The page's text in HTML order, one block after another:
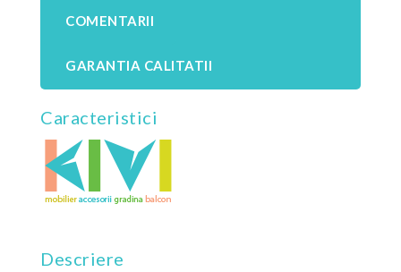
COMENTARII
GARANTIA CALITATII
Caracteristici
Descriere